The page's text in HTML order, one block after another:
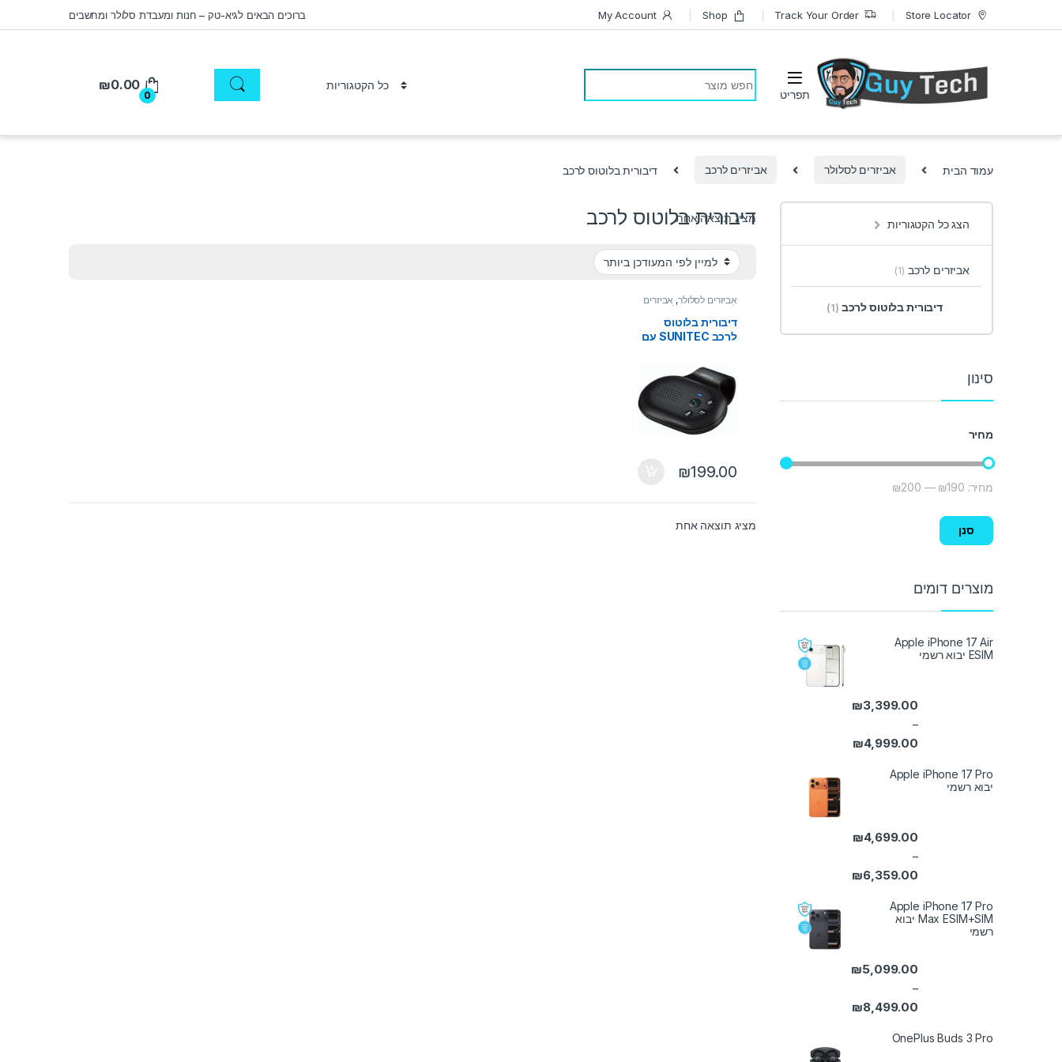
Skip to navigation ברוכים הבאים לגיא-טק – חנות ומעבדת סלולר ומחשבים Store Locator
Track Your Order
Shop
My Account
Search for:
0
₪0.00
עמוד הבית אביזרים לסלולר אביזרים לרכב דיבורית בלוטוס לרכב
דיבורית בלוטוס לרכב
מציג תוצאה אחת
אביזרים לסלולר, אביזרים
לרכב
דיבורית בלוטוס
לרכב
דיבורית בלוטוס
לרכב SUNITEC עם
₪199.00
מציג תוצאה אחת
הצג כל הקטגוריות
אביזרים לרכב (1)
דיבורית בלוטוס לרכב (1)
סינון
מחיר
מחיר מינימלי
מחיר מקסימלי
סנן
מחיר: ₪190
—
₪200
מוצרים דומים
Apple iPhone 17 Air
ESIM יבוא רשמי
₪3,399.00
–
₪4,999.00
Apple iPhone 17 Pro
יבוא רשמי
₪4,699.00
–
₪6,359.00
Apple iPhone 17 Pro
Max ESIM+SIM יבוא
רשמי
₪5,099.00
–
₪8,499.00
OnePlus Buds 3 Pro